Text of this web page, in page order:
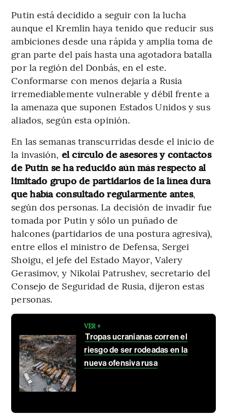
Putin está decidido a seguir con la lucha
aunque el Kremlin haya tenido que reducir sus
ambiciones desde una rápida y amplia toma de
gran parte del país hasta una agotadora batalla
por la región del Donbás, en el este.
Conformarse con menos dejaría a Rusia
irremediablemente vulnerable y débil frente a
la amenaza que suponen Estados Unidos y sus
aliados, según esta opinión.
En las semanas transcurridas desde el inicio de
la invasión, el círculo de asesores y contactos
de Putin se ha reducido aún más respecto al
limitado grupo de partidarios de la línea dura
que había consultado regularmente antes,
según dos personas. La decisión de invadir fue
tomada por Putin y sólo un puñado de
halcones (partidarios de una postura agresiva),
entre ellos el ministro de Defensa, Sergei
Shoigu, el jefe del Estado Mayor, Valery
Gerasimov, y Nikolai Patrushev, secretario del
Consejo de Seguridad de Rusia, dijeron estas
personas.
VER +
Tropas ucranianas corren el
riesgo de ser rodeadas en la
nueva ofensiva rusa